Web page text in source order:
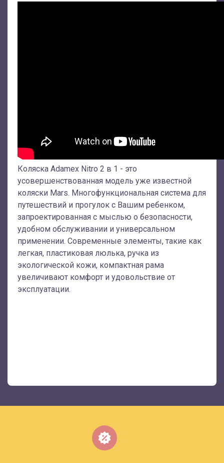
Коляска Adamex Nitro 2 в 1 - это
усовершенствованная модель уже известной
коляски Mars. Многофункциональная система для
путешествий и прогулок с Вашим ребенком,
запроектированная с мыслью о безопасности,
удобном обслуживании и универсальном
применении. Современные элементы, такие как
легкая, пластиковая люлька, ручка из
экологической кожи, компактная рама
увеличивают комфорт и удовольствие от
эксплуатации.